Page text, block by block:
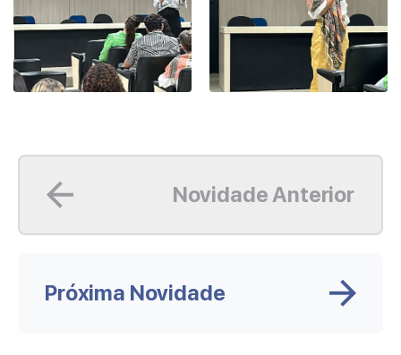
Novidade Anterior
Próxima Novidade